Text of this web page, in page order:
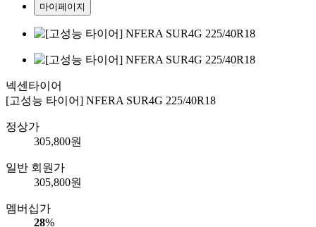
마이페이지
넥센타이어
[고성능 타이어] NFERA SUR4G 225/40R18
정상가
305,800원
일반 회원가
305,800원
멤버십가
28%